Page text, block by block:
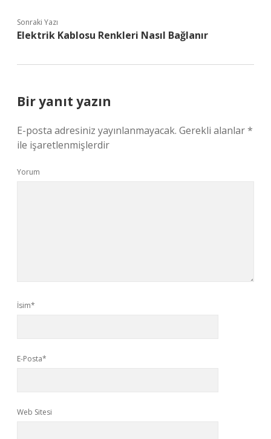
Sonraki Yazı
Elektrik Kablosu Renkleri Nasıl Bağlanır
Bir yanıt yazın
E-posta adresiniz yayınlanmayacak. Gerekli alanlar*
ile işaretlenmişlerdir
Yorum
İsim*
E-Posta*
Web Sitesi